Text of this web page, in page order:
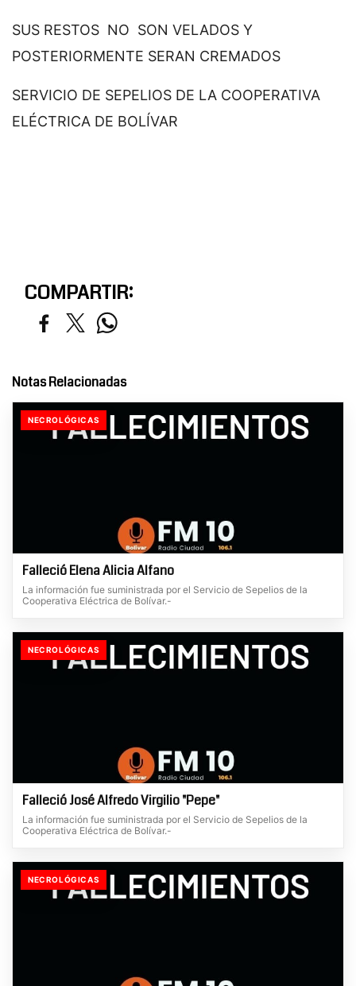
SUS RESTOS NO SON VELADOS Y
POSTERIORMENTE SERAN CREMADOS
SERVICIO DE SEPELIOS DE LA COOPERATIVA
ELÉCTRICA DE BOLÍVAR
COMPARTIR:
Notas Relacionadas
NECROLÓGICAS
Falleció Elena Alicia Alfano
La información fue suministrada por el Servicio de Sepelios de la
Cooperativa Eléctrica de Bolívar.-
NECROLÓGICAS
Falleció José Alfredo Virgilio "Pepe"
La información fue suministrada por el Servicio de Sepelios de la
Cooperativa Eléctrica de Bolívar.-
NECROLÓGICAS